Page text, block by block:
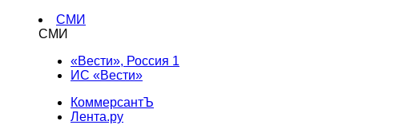
СМИ
СМИ
«Вести», Россия 1
ИС «Вести»
КоммерсантЪ
Лента.ру